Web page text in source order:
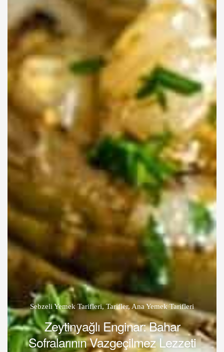
Sebzeli Yemek Tarifleri,Tarifler,Ana Yemek Tarifleri
Zeytinyağlı Enginar: Bahar
Sofralarının Vazgeçilmez Lezzeti